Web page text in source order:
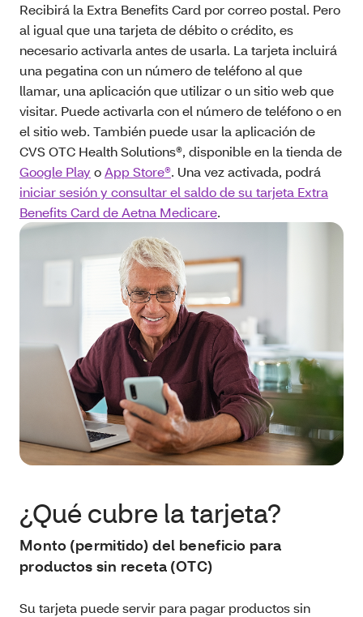
Recibirá la Extra Benefits Card por correo postal. Pero
al igual que una tarjeta de débito o crédito, es
necesario activarla antes de usarla. La tarjeta incluirá
una pegatina con un número de teléfono al que
llamar, una aplicación que utilizar o un sitio web que
visitar. Puede activarla con el número de teléfono o en
el sitio web. También puede usar la aplicación de
CVS OTC Health Solutions®, disponible en la tienda de
Google Play oApp Store®. Una vez activada, podrá
iniciar sesión y consultar el saldo de su tarjeta Extra
Benefits Card de Aetna Medicare.
¿Qué cubre la tarjeta?
Monto (permitido) del beneficio para
productos sin receta (OTC)
Su tarjeta puede servir para pagar productos sin